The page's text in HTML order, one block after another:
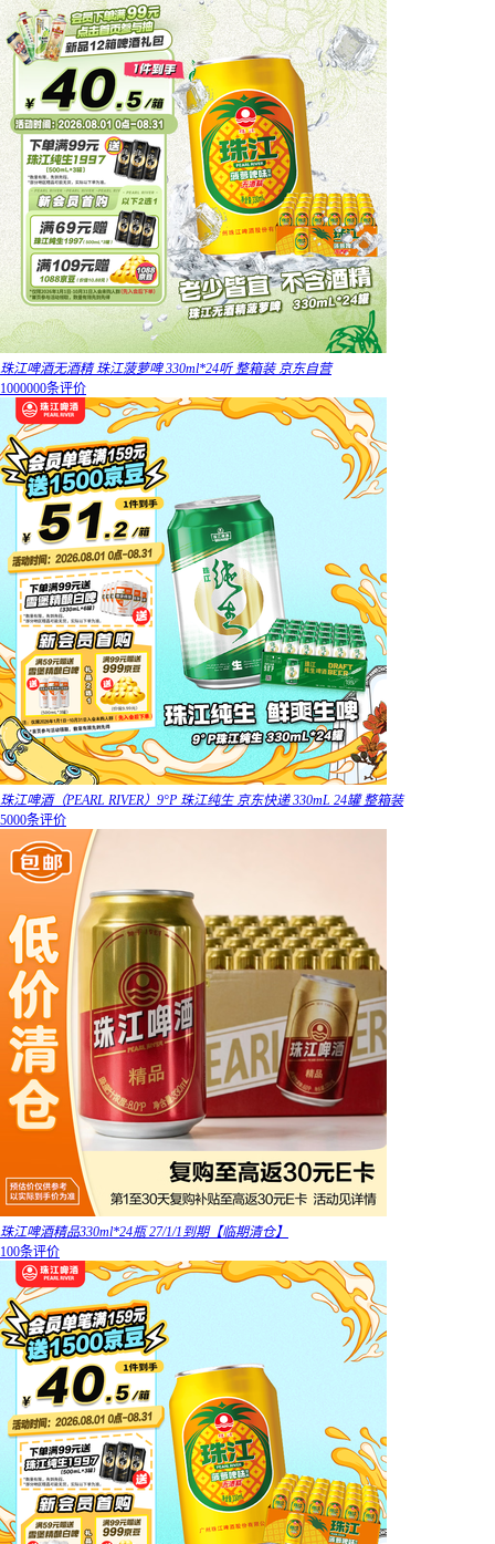
珠江啤酒无酒精 珠江菠萝啤 330ml*24听 整箱装 京东自营
1000000条评价
珠江啤酒（PEARL RIVER）9°P 珠江纯生 京东快递 330mL 24罐 整箱装
5000条评价
珠江啤酒精品330ml*24瓶 27/1/1到期【临期清仓】
100条评价